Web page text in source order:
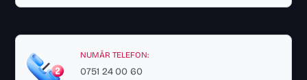
NUMĂR TELEFON:
0751 24 00 60